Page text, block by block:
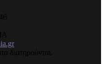
διατηρούνται.